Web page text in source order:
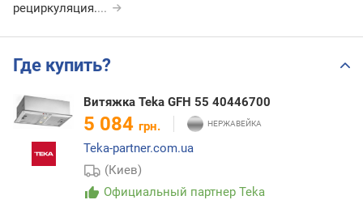
рециркуляция....
Где купить?
Витяжка Teka GFH 55 40446700
5 084 грн.
Teka-partner.com.ua
(Киев)
Официальный партнер Teka